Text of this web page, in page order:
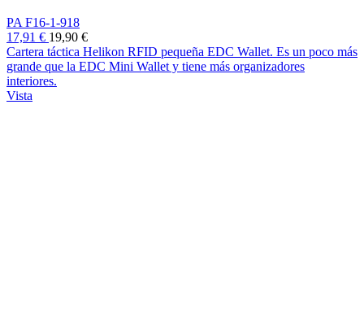
PA F16-1-918
17,91 € 19,90 €
Cartera táctica Helikon RFID pequeña EDC Wallet. Es un poco más
grande que la EDC Mini Wallet y tiene más organizadores
interiores.
Vista